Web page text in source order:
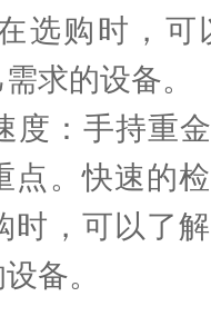
选购时，
求的设备。
：手持重金
点。快速的
时，可以了
备。